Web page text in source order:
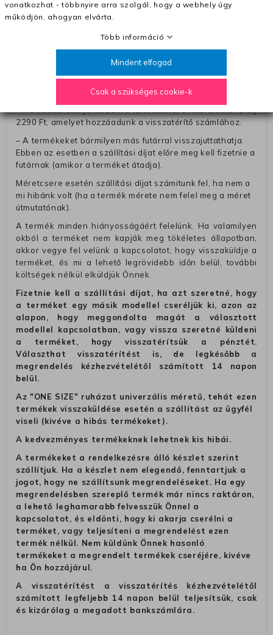
Öntől a terméket/termékeket, vagy más futárral is
elküldheti. Olyan utávéttel küldött csomagot, melyne
csomagba kérjük, hogy a visszaküldés könnyebb
felírja telefonszámát/rendelési számát. Az eljárás
egyszerűsítése érdekében kérjük, hogy erre a jegyre írja
rá a számla IBAN-számát és a számlatulajdonos nevét.
2290 Ft, amelyet hozzáadunk a visszatérítő számlához.
– A termékeket bármilyen más futárral visszajuttathatja.
Ebben az esetben a szállítási díjat előre meg kell fizetnie a
futárnak (amikor a terméket átadja).
Méretcsere esetén szállítási díjat számitunk fel, ha nem a
mi hibánk volt (ha a termék mérete nem felel meg a méret
útmutatónak).
A termék minden hiányosságáért felelünk. Ha valamilyen
okból a terméket nem kapják meg tökéletes állapotban,
akkor vegye fel velünk a kapcsolatot, hogy visszaküldje a
terméket, és mi a lehető legrövidebb időn belül, további
költségek nélkül elküldjük Önnek.
Fizetnie kell a szállítási díjat, ha azt szeretné, hogy
a terméket egy másik modellel cseréljük ki, azon az
alapon, hogy meggondolta magát a választott
modellel kapcsolatban, vagy vissza szeretné küldeni
a terméket, hogy visszatérítsük a pénztét.
Választhat visszatérítést is, de legkésőbb a
megrendelés kézhezvételétől számított 14 napon
belül.
Az "ONE SIZE" ruházat univerzális méretű, tehát ezen
termékek visszaküldése esetén a szállítást az ügyfél
viseli (kivéve a hibás termékeket).
A kedvezményes termékeknek lehetnek kis hibái.
A termékeket a rendelkezésre álló készlet szerint
szállítjuk. Ha a készlet nem elegendő, fenntartjuk a
jogot, hogy ne szállítsunk megrendeléseket. Ha egy
megrendelésben szereplő termék már nincs raktáron,
a lehető leghamarabb felvesszük Önnel a
kapcsolatot, és eldönti, hogy ki akarja cserélni a
terméket, vagy teljesíteni a megrendelést ezen
termék nélkül. Nem küldünk Önnek hasonló
termékeket a megrendelt termékek cseréjére, kivéve
ha Ön hozzájárul.
A visszatérítést a visszatérítés kézhezvételétől
számított legfeljebb 14 napon belül teljesítsük, csak
és kizárólag a megadott bankszámlára.
vonatkozhat - többnyire arra szolgál, hogy a webhely úgy
működjön, ahogyan elvárta.
Több információ
Mindent elfogad
Csak a szükséges cookie-k